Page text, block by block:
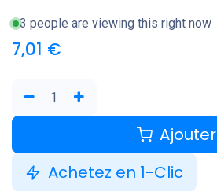
3 people are viewing this right now
7,01 €
Ajouter
Achetez en 1-Clic